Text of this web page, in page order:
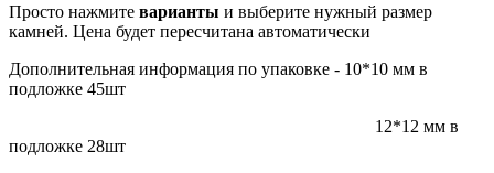
Просто нажмите варианты и выберите нужный размер
камней. Цена будет пересчитана автоматически
Дополнительная информация по упаковке - 10*10 мм в
подложке 45шт
12*12 мм в
подложке 28шт